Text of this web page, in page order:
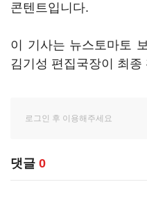
콘텐트입니다.
이 기사는 뉴스토마토
김기성 편집국장이 최종
댓글 0